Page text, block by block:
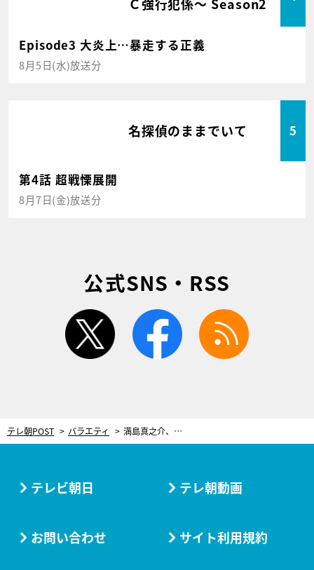
Ｃ強行犯係～ Season2
Episode3 大炎上…暴走する正義
8月5日(水)放送分
名探偵のままでいて 5
第4話 超戦慄展開
8月7日(金)放送分
公式SNS・RSS
twitter facebook
テレ朝POST バラエティ 満島真之介、今も身についている朝5時起き！体育教師の両親に厳しく育てられた経験を語る
テレビ朝日 テレ朝動画
お問い合わせ サイト利用規約